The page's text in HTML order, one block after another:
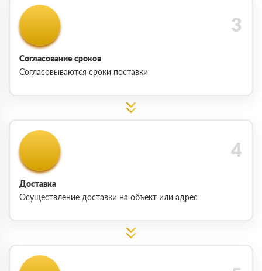
Согласование сроков
Согласовываются сроки поставки
Доставка
Осуществление доставки на объект или адрес